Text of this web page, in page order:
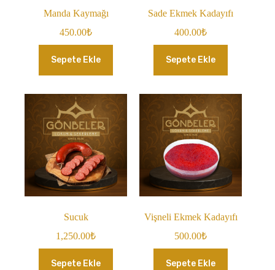
Manda Kaymağı
450.00₺
Sepete Ekle
Sade Ekmek Kadayıfı
400.00₺
Sepete Ekle
Sucuk
1,250.00₺
Sepete Ekle
Vişneli Ekmek Kadayıfı
500.00₺
Sepete Ekle